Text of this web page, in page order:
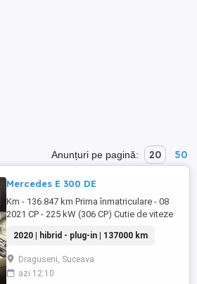
Anunțuri pe pagină: 20 50
Mercedes E 300 DE
Km - 136.847 km Prima înmatriculare - 08
2021 CP - 225 kW (306 CP) Cutie de viteze
plug-in Euro 6D Emisii CO2 41 g km (mixt)
Cameră 360 Aer condiționat automat, 2
zone Asistent automat la parcare Asistent
la parcare cu cameră Asistent la pornire
2020 | hibrid - plug-in | 137000 km
Draguseni, Suceava
azi 12:10